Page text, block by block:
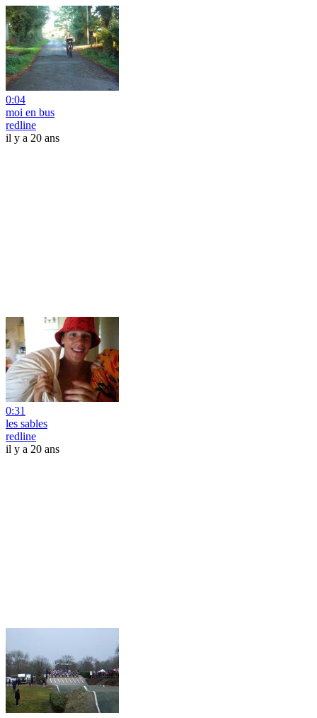
0:04
moi en bus
redline
il y a 20 ans
0:31
les sables
redline
il y a 20 ans